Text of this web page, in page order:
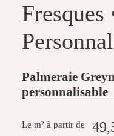
Fresques
Palmeraie
personnalisable